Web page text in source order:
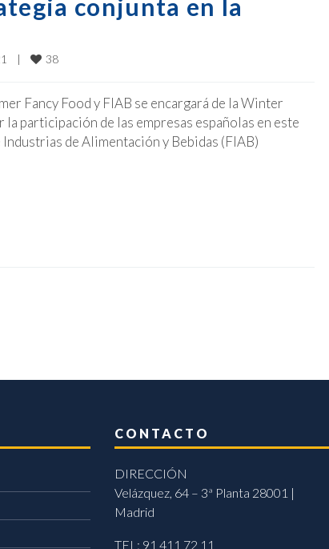
conjunta en la
38
Fancy Food y FIAB se encargará de la Winter
participación de las empresas españolas en este
de Alimentación y Bebidas (FIAB)
CONTACTO
DIRECCIÓN
Velázquez, 64 – 3ª Planta 28001 |
Madrid
TEL: 91 411 72 11